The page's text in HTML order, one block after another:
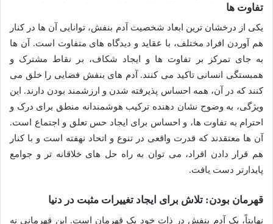
تفاوت ها
یکی از درخشان ترین ابعاد شخصیت آدم بنفش، توانایی آن ها در کنار
هم آوردن افراد مختلف، با عقاید و دیدگاه های متفاوت است. آن ها
به جای تمرکز بر تفاوت ها و ایجاد شکاف، بر نقاط مشترک و
همبستگی انسانی تاکید می کنند. آدم های بنفش فضایی را خلق می
کنند که در آن، همه احساس پذیرفته شدن و ارزشمند بودن دارند. این
ویژگی، به وضوح نشان دهنده ترکیب هوشمندانه منطق برای درک و
احترام به تفاوت ها، و احساس برای ایجاد حس تعلق و اجتماع است.
آن ها معتقدند که قدرت واقعی در تنوع و اتحاد نهفته است و با کنار
هم قرار دادن افراد، می توان به راه حل های خلاقانه تر و جوامع
پایدارتر دست یافت.
قهرمان بودن: تلاش برای ایجاد تغییرات مثبت در دنیا
نهایتاً، یک آدم بنفش در ذات خود یک قهرمان است. این قهرمانی نه